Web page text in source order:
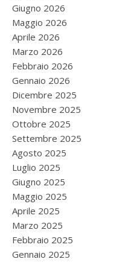
Giugno 2026
Maggio 2026
Aprile 2026
Marzo 2026
Febbraio 2026
Gennaio 2026
Dicembre 2025
Novembre 2025
Ottobre 2025
Settembre 2025
Agosto 2025
Luglio 2025
Giugno 2025
Maggio 2025
Aprile 2025
Marzo 2025
Febbraio 2025
Gennaio 2025